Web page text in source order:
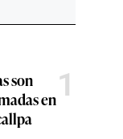
son
en1